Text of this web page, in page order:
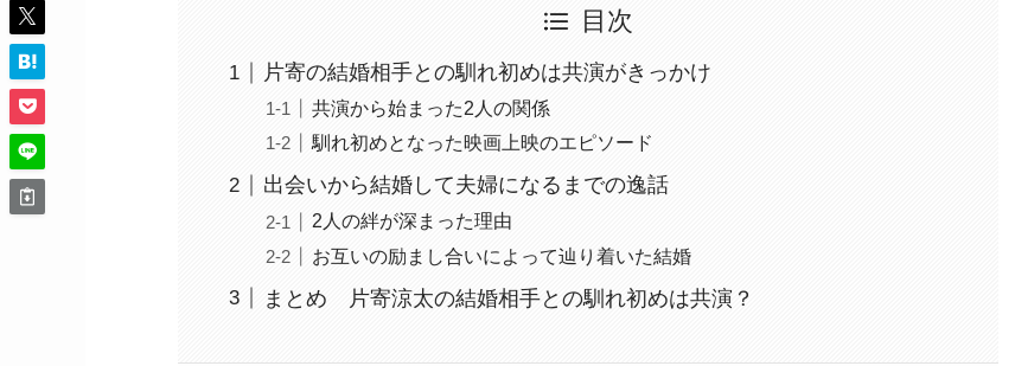
目次
片寄の結婚相手との馴れ初めは共演がきっかけ
共演から始まった2人の関係
馴れ初めとなった映画上映のエピソード
出会いから結婚して夫婦になるまでの逸話
2人の絆が深まった理由
お互いの励まし合いによって辿り着いた結婚
まとめ 片寄涼太の結婚相手との馴れ初めは共演？